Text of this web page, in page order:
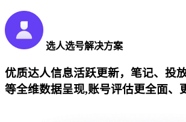
选人选号解决方案
优质达人信息活跃更新，笔记、投
等全维数据呈现,账号评估更全面、